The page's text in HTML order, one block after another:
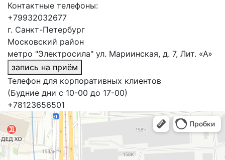
Контактные телефоны:
+79932032677
г. Санкт-Петербург
Московский район
метро "Электросила" ул. Мариинская, д. 7, Лит. «А»
запись на приём
Телефон для корпоративных клиентов
(Будние дни с 10-00 до 17-00)
+78123656501